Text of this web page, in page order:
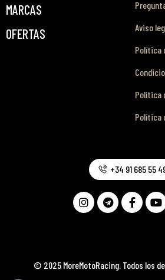
MARCAS
OFERTAS
Aviso
Política
Política
Política
© 2025 MoreMotoRacing. Todos los
+34 91 685 55